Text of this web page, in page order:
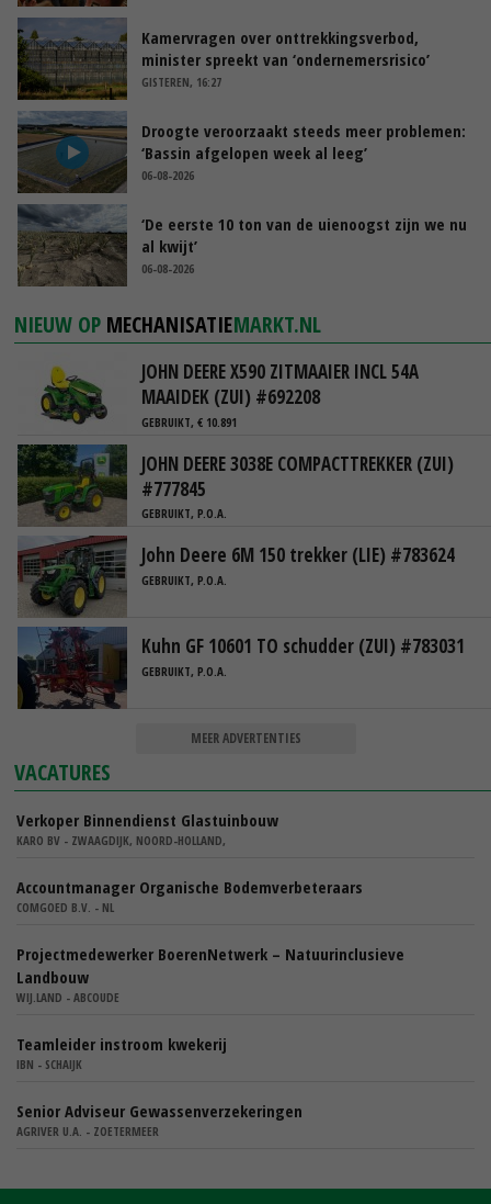
Kamervragen over onttrekkingsverbod,
minister spreekt van ‘ondernemersrisico’
GISTEREN, 16:27
Droogte veroorzaakt steeds meer problemen:
‘Bassin afgelopen week al leeg’
06-08-2026
‘De eerste 10 ton van de uienoogst zijn we nu
al kwijt’
06-08-2026
NIEUW OP MECHANISATIEMARKT.NL
JOHN DEERE X590 ZITMAAIER INCL 54A
MAAIDEK (ZUI) #692208
GEBRUIKT, € 10.891
JOHN DEERE 3038E COMPACTTREKKER (ZUI)
#777845
GEBRUIKT, P.O.A.
John Deere 6M 150 trekker (LIE) #783624
GEBRUIKT, P.O.A.
Kuhn GF 10601 TO schudder (ZUI) #783031
GEBRUIKT, P.O.A.
MEER ADVERTENTIES
VACATURES
Verkoper Binnendienst Glastuinbouw
KARO BV - ZWAAGDIJK, NOORD-HOLLAND,
Accountmanager Organische Bodemverbeteraars
COMGOED B.V. - NL
Projectmedewerker BoerenNetwerk – Natuurinclusieve
Landbouw
WIJ.LAND - ABCOUDE
Teamleider instroom kwekerij
IBN - SCHAIJK
Senior Adviseur Gewassenverzekeringen
AGRIVER U.A. - ZOETERMEER